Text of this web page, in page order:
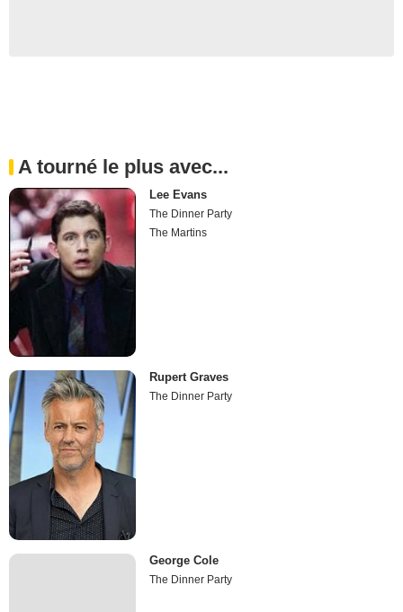
A tourné le plus avec...
Lee Evans
The Dinner Party
The Martins
Rupert Graves
The Dinner Party
George Cole
The Dinner Party